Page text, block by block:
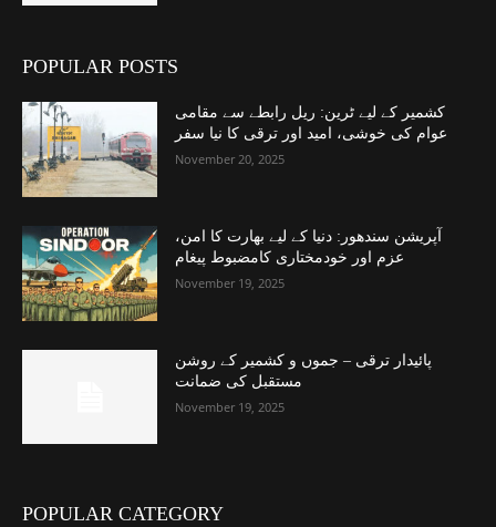
POPULAR POSTS
کشمیر کے لیے ٹرین: ریل رابطے سے مقامی
عوام کی خوشی، امید اور ترقی کا نیا سفر
November 20, 2025
آپریشن سندھور: دنیا کے لیے بھارت کا امن،
عزم اور خودمختاری کامضبوط پیغام
November 19, 2025
پائیدار ترقی – جموں و کشمیر کے روشن
مستقبل کی ضمانت
November 19, 2025
POPULAR CATEGORY